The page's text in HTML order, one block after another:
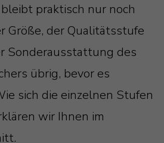
praktisch nur noch
Größe, der Qualitätsstufe
Sonderausstattung des
übrig, bevor es
sich die einzelnen Stufen
wir Ihnen im